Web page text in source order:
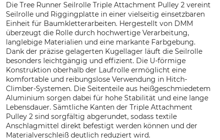
Die Tree Runner Seilrolle Triple Attachment Pulley 2 vereint
Seilrolle und Riggingplatte in einer vielseitig einsetzbaren
Einheit für Baumkletterarbeiten. Hergestellt von DMM
überzeugt die Rolle durch hochwertige Verarbeitung,
langlebige Materialien und eine markante Farbgebung.
Dank der präzise gelagerten Kugellager läuft die Seilrolle
besonders leichtgängig und effizient. Die U-förmige
Konstruktion oberhalb der Laufrolle ermöglicht eine
komfortable und reibungslose Verwendung in Hitch-
Climber-Systemen. Die Seitenteile aus heißgeschmiedetem
Aluminium sorgen dabei für hohe Stabilität und eine lange
Lebensdauer. Sämtliche Kanten der Triple Attachment
Pulley 2 sind sorgfältig abgerundet, sodass textile
Anschlagmittel direkt befestigt werden können und der
Materialverschleiß deutlich reduziert wird.